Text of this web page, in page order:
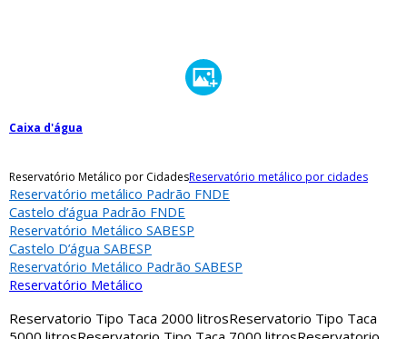
Caixa d'água
Reservatório Metálico por CidadesReservatório metálico por cidades
Reservatório metálico Padrão FNDE
Castelo d’água Padrão FNDE
Reservatório Metálico SABESP
Castelo D’água SABESP
Reservatório Metálico Padrão SABESP
Reservatório Metálico
Reservatorio Tipo Taca 2000 litrosReservatorio Tipo Taca